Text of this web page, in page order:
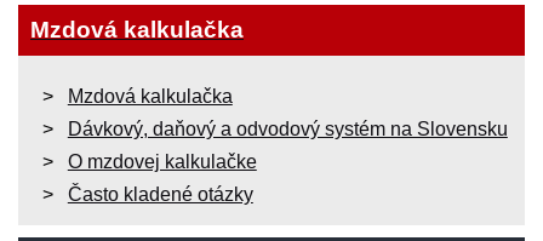
Mzdová kalkulačka
Mzdová kalkulačka
Dávkový, daňový a odvodový systém na Slovensku
O mzdovej kalkulačke
Často kladené otázky